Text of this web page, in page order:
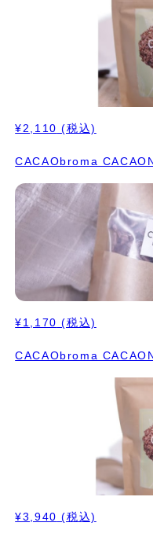
¥2,110 (税込)
CACAObroma
¥1,170 (税込)
CACAObroma
¥3,940 (税込)